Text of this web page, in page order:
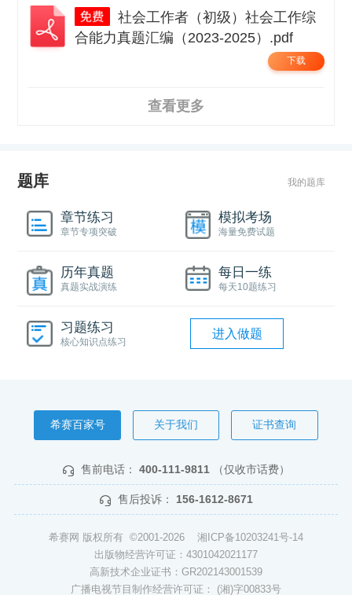
社会工作者（初级）社会工作综
合能力真题汇编（2023-2025）.pdf
下载
查看更多
题库 我的题库
章节练习
章节专项突破
模拟考场
海量免费试题
历年真题
真题实战演练
每日一练
每天10题练习
习题练习
核心知识点练习
进入做题
希赛百家号 关于我们 证书查询
售前电话： 400-111-9811 （仅收市话费）
售后投诉： 156-1612-8671
希赛网 版权所有 ©2001-2026 湘ICP备10203241号-14
出版物经营许可证：4301042021177
高新技术企业证书：GR202143001539
广播电视节目制作经营许可证： (湘)字00833号